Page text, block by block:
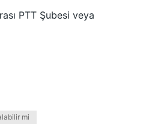
PTT Şubesi veya
mi